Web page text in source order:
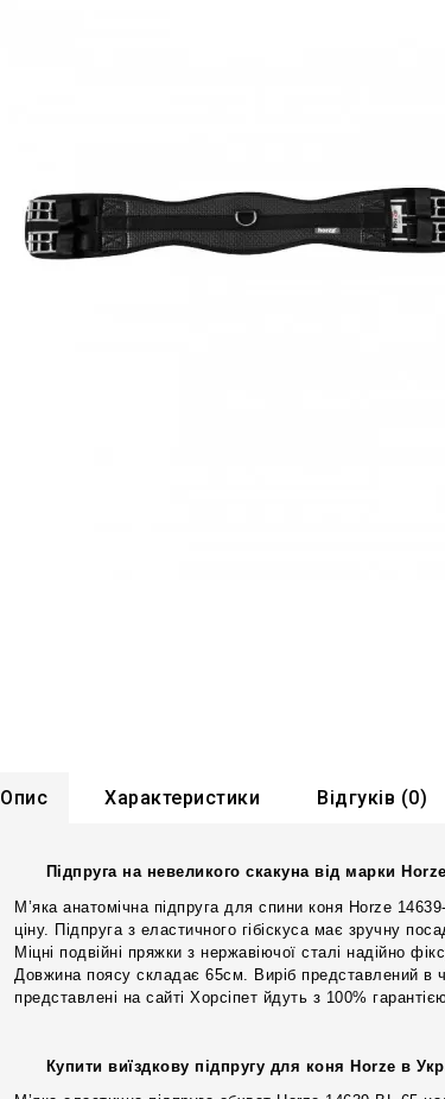
Опис Характеристики Відгуків (0)
Підпруга на невеликого скакуна від марки
М’яка анатомічна підпруга для спини коня Horze
ціну. Підпруга з еластичного гібіскуса має зручну
Міцні подвійні пряжки з нержавіючої сталі надійно
Довжина поясу складає 65см. Виріб представлений в
представлені на сайті Хорсіпет йдуть з 100%
Купити виїздкову підпругу для коня Horze в